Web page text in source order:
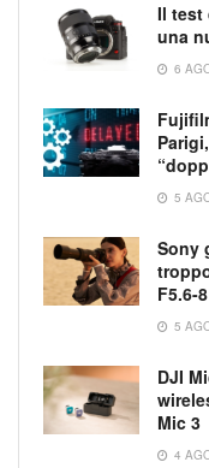
Il test
una
6
5
Sony
F5.6-
5
DJI
Mic 3
4